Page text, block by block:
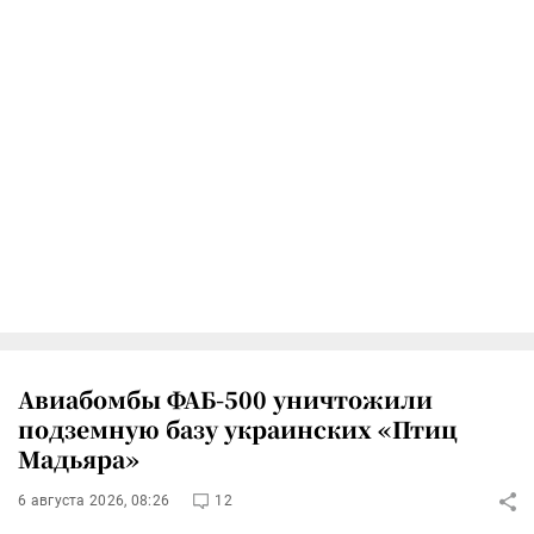
Авиабомбы ФАБ-500 уничтожили
подземную базу украинских «Птиц
Мадьяра»
6 августа 2026, 08:26 12